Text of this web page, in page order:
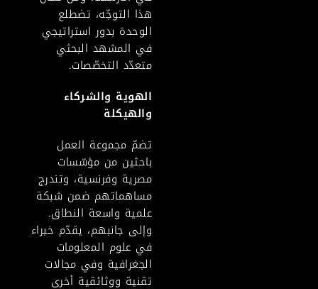
هذا التوجّه، تضطلع
الوحدة بدور استراتيجي
في المشهد البحثي
متعدّد التخصّصات.
الهوية والشركاء
والهيكلة
تضمّ مجموعة العمل
باحثين من مؤسّسات
مصرية وفرنسية، وتندرج
مساهماتهم ضمن شبكة
علمية واسعة النطاق.
وإلى جانبهم، يقدّم خبراء
في علوم المعلومات
الجغرافية وفي مجالات
تقنية ووثائقية أخرى